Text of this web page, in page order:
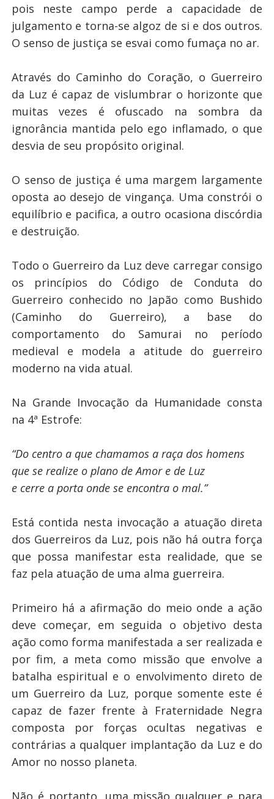
pois neste campo perde a capacidade de
julgamento e torna-se algoz de si e dos outros.
O senso de justiça se esvai como fumaça no ar.
Através do Caminho do Coração, o Guerreiro
da Luz é capaz de vislumbrar o horizonte que
muitas vezes é ofuscado na sombra da
ignorância mantida pelo ego inflamado, o que
desvia de seu propósito original.
O senso de justiça é uma margem largamente
oposta ao desejo de vingança. Uma constrói o
equilíbrio e pacifica, a outro ocasiona discórdia
e destruição.
Todo o Guerreiro da Luz deve carregar consigo
os princípios do Código de Conduta do
Guerreiro conhecido no Japão como Bushido
(Caminho do Guerreiro), a base do
comportamento do Samurai no período
medieval e modela a atitude do guerreiro
moderno na vida atual.
Na Grande Invocação da Humanidade consta
na 4ª Estrofe:
“Do centro a que chamamos a raça dos homens
que se realize o plano de Amor e de Luz
e cerre a porta onde se encontra o mal.”
Está contida nesta invocação a atuação direta
dos Guerreiros da Luz, pois não há outra força
que possa manifestar esta realidade, que se
faz pela atuação de uma alma guerreira.
Primeiro há a afirmação do meio onde a ação
deve começar, em seguida o objetivo desta
ação como forma manifestada a ser realizada e
por fim, a meta como missão que envolve a
batalha espiritual e o envolvimento direto de
um Guerreiro da Luz, porque somente este é
capaz de fazer frente à Fraternidade Negra
composta por forças ocultas negativas e
contrárias a qualquer implantação da Luz e do
Amor no nosso planeta.
Não é portanto, uma missão qualquer e para